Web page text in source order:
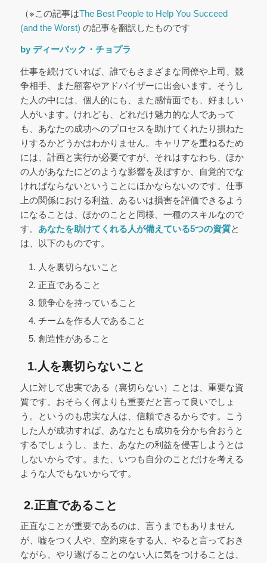
（※この記事はThe Best People to Help You Succeed
(and the Worst) の記事を翻訳したものです
by ディーパック・チョプラ
仕事を続けていれば、誰でもさまざまな同僚や上司、競
争相手、また顧客やアドバイザーに出会います。そうし
た人の中には、個人的にも、また感情面でも、好ましい
人がいます。けれども、どれだけ魅力的な人であって
も、あなたの成功へのプロセスを助けてくれたり損ねた
りするかどうかはわかりません。キャリアを重ねるため
には、計画と実行が必要ですが、それはすなわち、ほか
の人があなたにどのような影響を及ぼすか、自覚的でな
ければならないということにほかならないのです。仕事
上の関係における利益、あるいは損害を評価できるよう
になることは、ほかのことと同様、一種のスキルなので
す。 あなたを助けてくれる人が備えている5つの資質と
は、以下のものです。
人を裏切らないこと
正直であること
競争心を持っていること
チームを作る人であること
創造性があること
1.人を裏切らないこと
人に対して忠実である（裏切らない）ことは、重要な資
質です。おそらく何よりも重要だと言って良いでしょ
う。というのも忠実な人は、信頼できるからです。こう
した人が成功すれば、あなたとも成功を分かち合おうと
するでしょうし、また、あなたの利益を侵害しようとは
しないからです。また、いつも自分のことだけを考える
ような人でもないからです。
2.正直であること
正直なことが重要であるのは、言うまでもありません
が、嘘をつく人や、空約束をする人、やると言っておき
ながら、やり遂げることのない人に気をつけることは、